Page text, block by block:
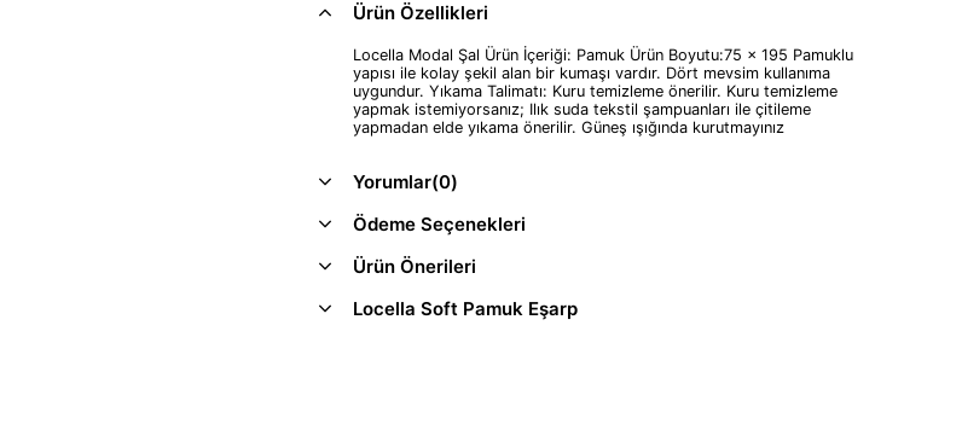
Ürün Özellikleri
Locella Modal Şal Ürün İçeriği: Pamuk Ürün Boyutu:75 x 195 Pamuklu
yapısı ile kolay şekil alan bir kumaşı vardır. Dört mevsim kullanıma
uygundur. Yıkama Talimatı: Kuru temizleme önerilir. Kuru temizleme
yapmak istemiyorsanız; Ilık suda tekstil şampuanları ile çitileme
yapmadan elde yıkama önerilir. Güneş ışığında kurutmayınız
Yorumlar(0)
Ödeme Seçenekleri
Ürün Önerileri
Locella Soft Pamuk Eşarp